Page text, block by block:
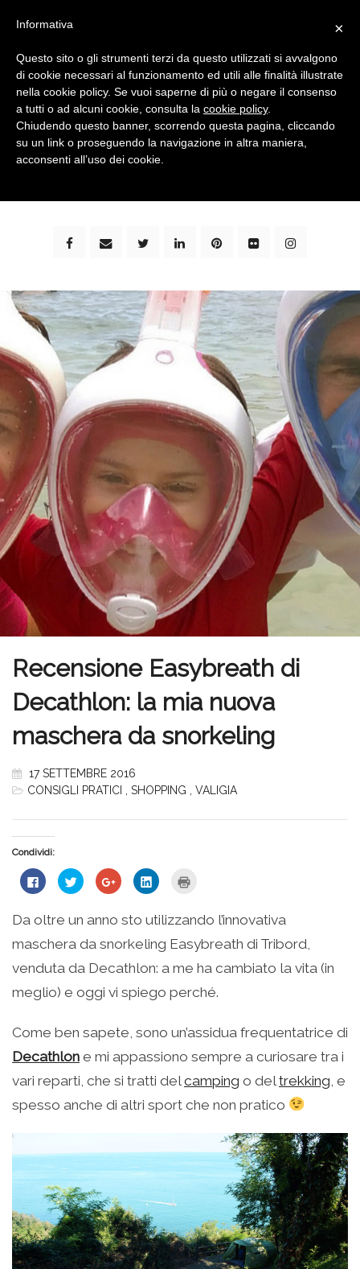
bimbi e viaggi - family travel blog: community #1 in
Recensione Easybreath di
Decathlon: la mia nuova
maschera da snorkeling
17 SETTEMBRE 2016
CONSIGLI PRATICI
SHOPPING VALIGIA
Condividi:
Fai
clic
su
Facebook
(Si
apre
una
nuova
finestra)
Fai
clic
condividere
su
Twitter
(Si
in
una
nuova
finestra)
Fai
clic
condividere
su
Google+
(Si
in
una
nuova
finestra)
Fai
clic
condividere
su
LinkedIn
(Si
apre
in
una
finestra)
stampare
(Si
apre
in
una
nuova
finestra)
Da oltre un anno sto utilizzando l’innovativa
maschera da snorkeling Easybreath di Tribord,
venduta da Decathlon: a me ha cambiato la vita (in
meglio) e oggi vi spiego perché.
Come ben sapete, sono un’assidua frequentatrice di
Decathlon e mi appassiono sempre a curiosare tra i
vari reparti, che si tratti del camping o del trekking , e
spesso anche di altri sport che non pratico
×
Informativa
Questo sito o gli strumenti terzi da questo utilizzati si avvalgono
di cookie necessari al funzionamento ed utili alle finalità illustrate
nella cookie policy. Se vuoi saperne di più o negare il consenso
a tutti o ad alcuni cookie, consulta la cookie policy.
Chiudendo questo banner, scorrendo questa pagina, cliccando
su un link o proseguendo la navigazione in altra maniera,
acconsenti all’uso dei cookie.